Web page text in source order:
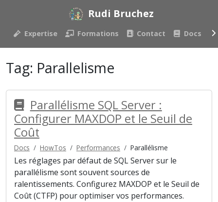
Rudi Bruchez
Expertise Formations Contact Docs
Tag: Parallelisme
Parallélisme SQL Server :
Configurer MAXDOP et le Seuil de
Coût
Docs HowTos Performances Parallélisme
Les réglages par défaut de SQL Server sur le
parallélisme sont souvent sources de
ralentissements. Configurez MAXDOP et le Seuil de
Coût (CTFP) pour optimiser vos performances.